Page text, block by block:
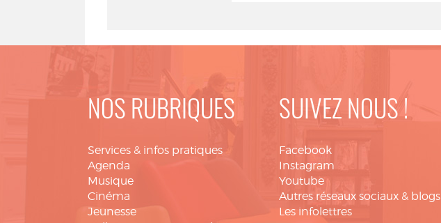
NOS RUBRIQUES
Services & infos pratiques
Agenda
Musique
Cinéma
Jeunesse
SUIVEZ NOUS !
Facebook
Instagram
Youtube
Autres réseaux sociaux & blogs
Les infolettres